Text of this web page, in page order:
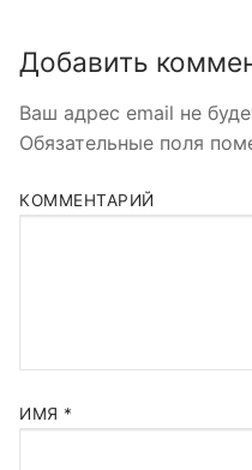
Добавить
Ваш адрес email не
Обязательные поля
КОММЕНТАРИЙ
ИМЯ *